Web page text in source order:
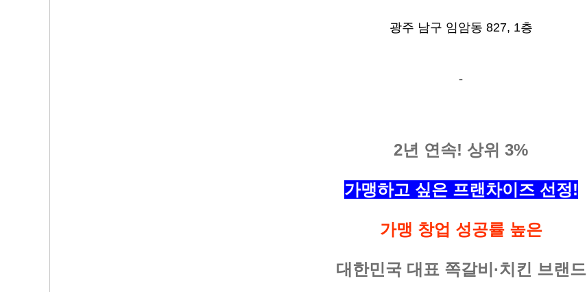
광주 남구 임암동 827, 1층
-
2년 연속! 상위 3%
가맹하고 싶은 프랜차이즈 선정!
가맹 창업 성공률 높은
대한민국 대표 쪽갈비·치킨 브랜드